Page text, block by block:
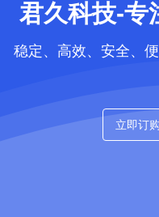
君久科技-专
稳定、高效、安全、
立即订购